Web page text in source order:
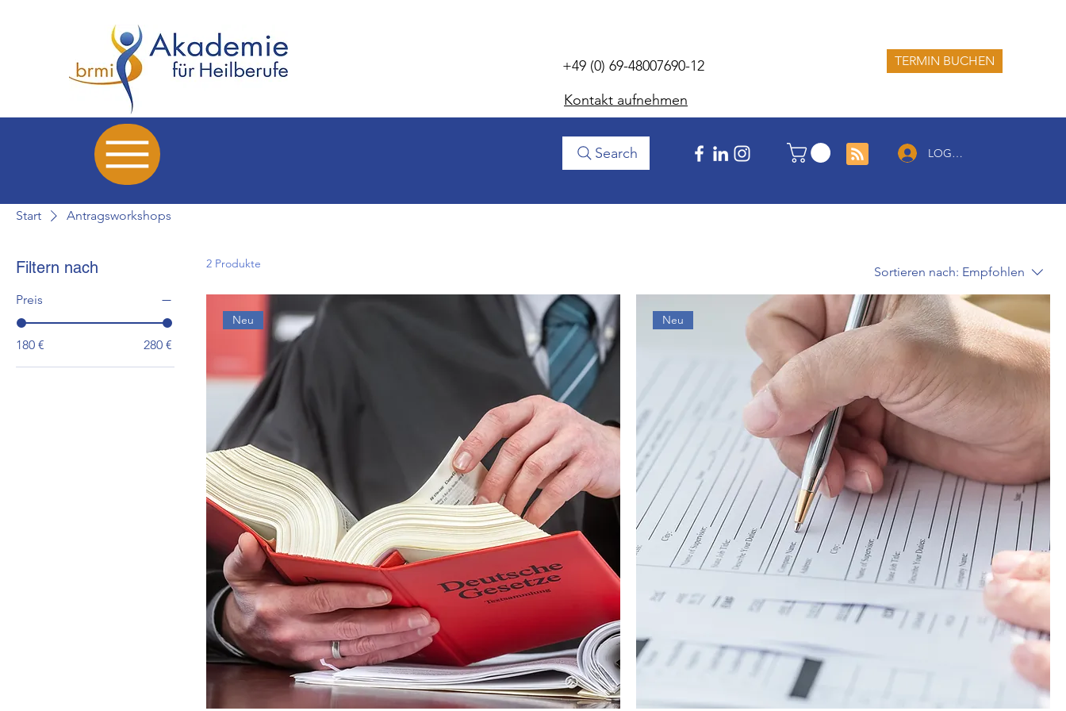
+49 (0) 69-48007690-12 TERMIN BUCHEN
Kontakt aufnehmen
Search LOG IN
Start Antragsworkshops
Filtern nach
Preis
180 € 280 €
2 Produkte
Sortieren nach: Empfohlen
Neu Neu